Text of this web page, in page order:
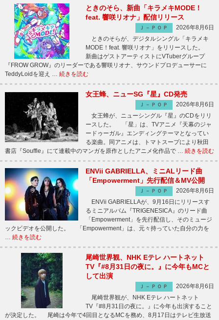
ときのそら、新曲「キラメキMODE！
feat. 響咲リオナ」配信リリース
Ｊ－ＰＯＰ
2026年8月6日
ときのそらが、デジタルシングル「キラメキ
MODE！feat. 響咲リオナ」をリリースした。
新曲はゲストアーティストにVTuberグループ
『FROW GROW』のリーダーである響咲リオナ、サウンドプロデューサーに
TeddyLoidを迎え … 続きを読む
女王蜂、ニューSG『星』CD発売
Ｊ－ＰＯＰ
2026年8月6日
女王蜂が、ニューシングル『星』のCDをリリ
ースした。 「星」は、TVアニメ『天幕のジャ
ードゥーガル』エンディングテーマとなってい
る楽曲。同アニメは、トマトスープにより秋田
書店『Souffle』にて連載中のマンガを原作としたアニメ化作品で … 続きを読む
ENVii GABRIELLA、ミニALリード曲
「Empowerment」先行配信＆MV公開
Ｊ－ＰＯＰ
2026年8月6日
ENVii GABRIELLAが、9月16日にリリースす
るミニアルバム『TRIGENESICA』のリード曲
「Empowerment」を先行配信し、そのミュージ
ックビデオを公開した。 「Empowerment」は、元々持っていた自分の力を
… 続きを読む
尾崎世界観、NHK Eテレ ハートネット
TV『#8月31日の夜に。』に今年もMCと
して出演
Ｊ－ＰＯＰ
2026年8月6日
尾崎世界観が、NHK Eテレ ハートネット
TV『#8月31日の夜に。』に今年も出演すること
が決定した。 尾崎は今年で4回目となるMCを務め、8月17日はテレビ生放送